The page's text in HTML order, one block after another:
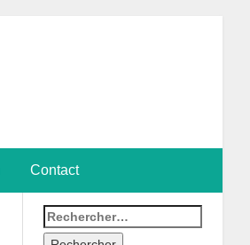
Contact